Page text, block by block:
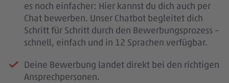
es noch einfacher: Hier kannst du dich auch per
Chat bewerben. Unser Chatbot begleitet dich
Schritt für Schritt durch den Bewerbungsprozess –
schnell, einfach und in 12 Sprachen verfügbar.
Deine Bewerbung landet direkt bei den richtigen
Ansprechpersonen.